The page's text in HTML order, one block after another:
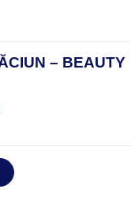
– BEAUTY